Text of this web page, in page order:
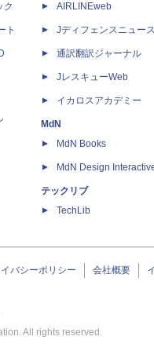
ク
ト
AIRLINEweb
Jディフェンスニュース
通訳翻訳ジャーナル
JレスキューWeb
イカロスアカデミー
MdN
MdN Books
MdN Design
テックリブ
TechLib
バシーポリシー 会社概要
All rights reserved.